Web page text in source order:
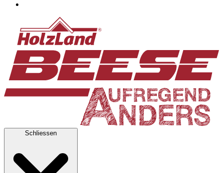
Schliessen